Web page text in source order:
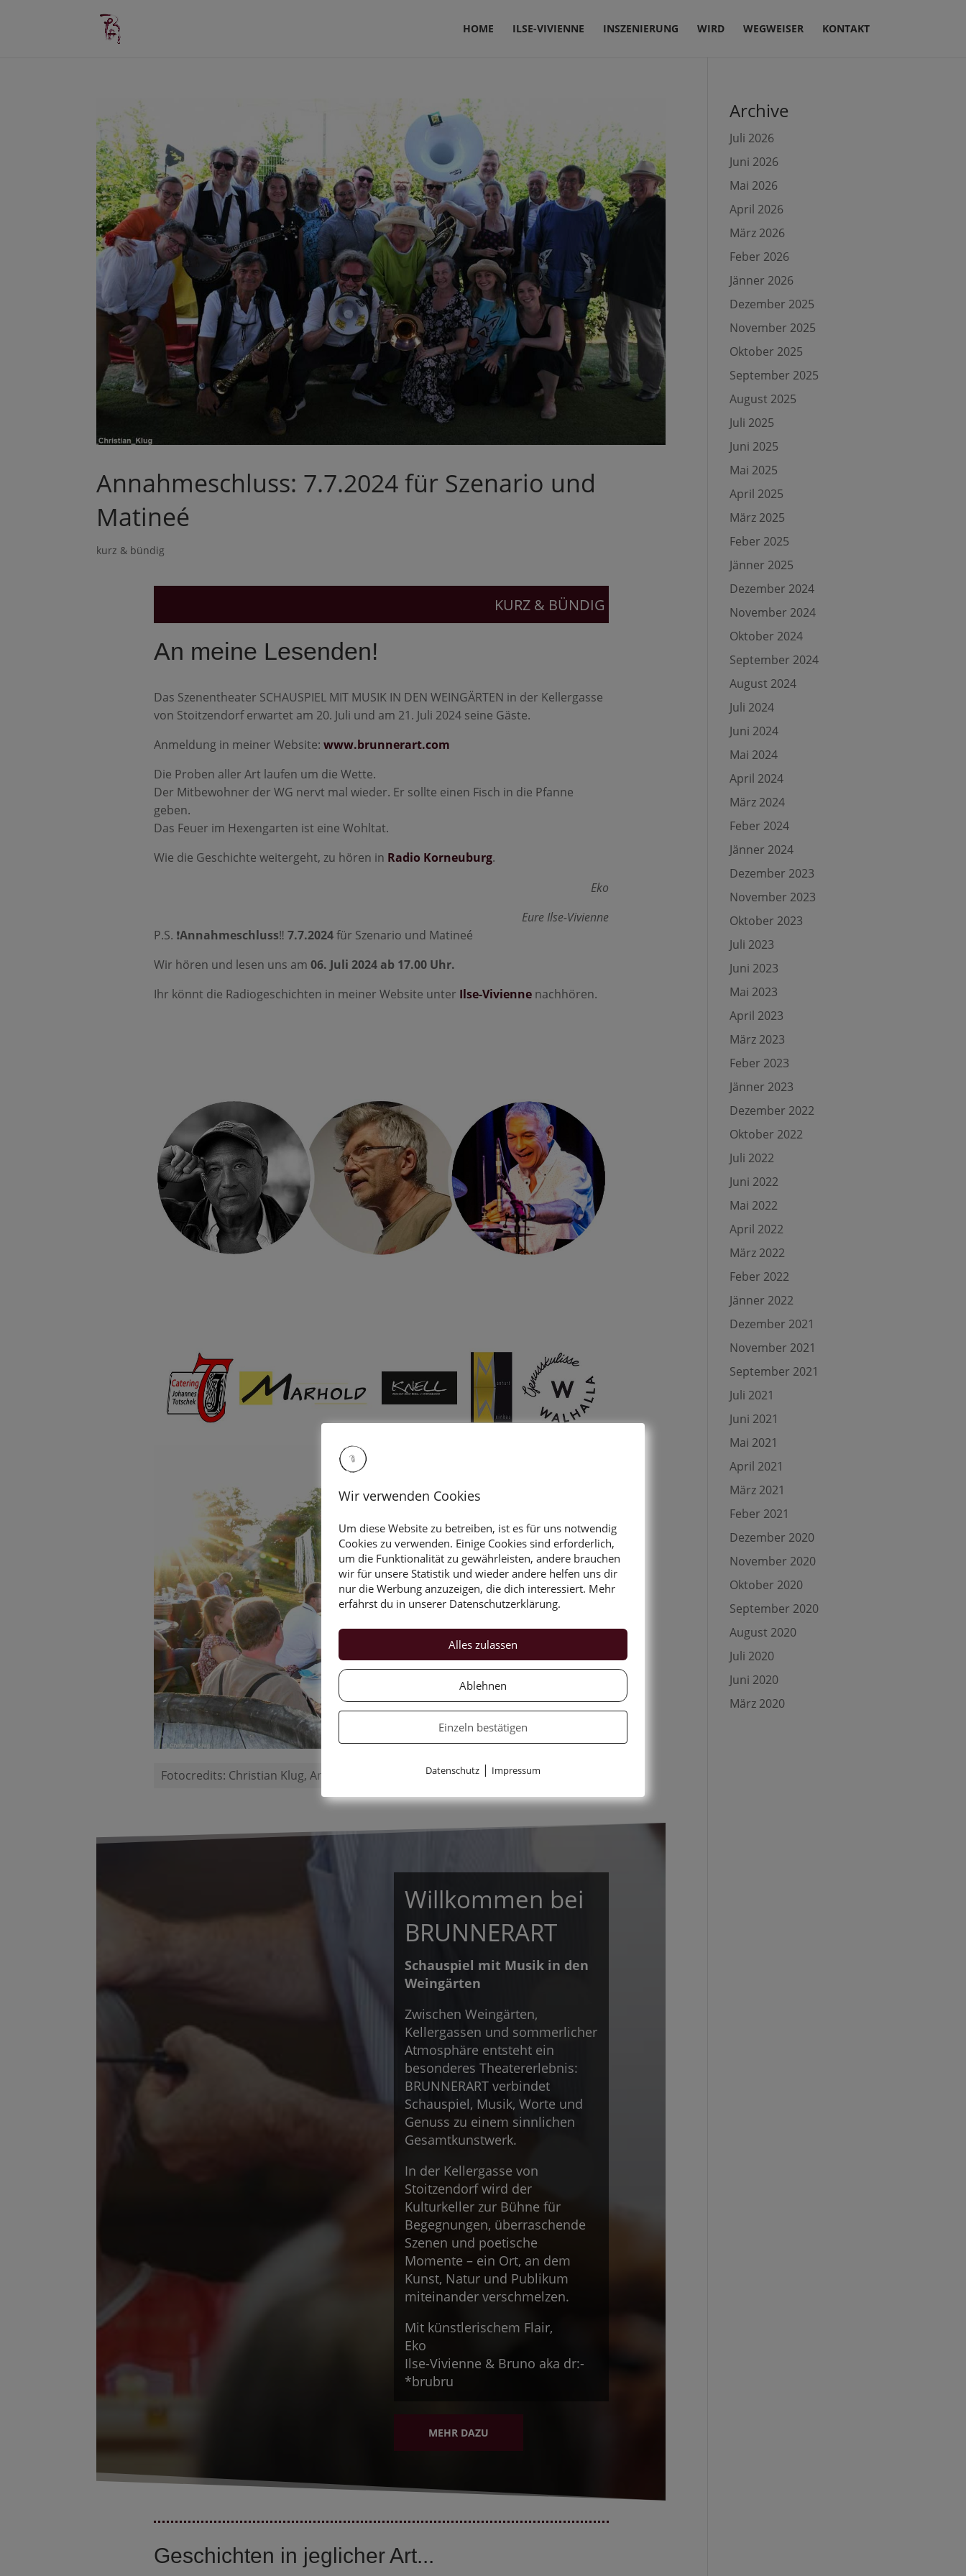
HOME ILSE-VIVIENNE INSZENIERUNG WIRD WEGWEISER KONTAKT
Annahmeschluss: 7.7.2024 für Szenario und
Matineé
kurz & bündig
KURZ & BÜNDIG
An meine Lesenden!
Das Szenentheater SCHAUSPIEL MIT MUSIK IN DEN WEINGÄRTEN in der Kellergasse
von Stoitzendorf erwartet am 20. Juli und am 21. Juli 2024 seine Gäste.
Anmeldung in meiner Website: www.brunnerart.com
Die Proben aller Art laufen um die Wette.
Der Mitbewohner der WG nervt mal wieder. Er sollte einen Fisch in die Pfanne
geben.
Das Feuer im Hexengarten ist eine Wohltat.
Wie die Geschichte weitergeht, zu hören in Radio Korneuburg.
Eko
Eure Ilse-Vivienne
P.S. ❗️Annahmeschluss‼️ 7.7.2024für Szenario und Matineé
Wir hören und lesen uns am 06. Juli 2024 ab 17.00 Uhr.
Ihr könnt die Radiogeschichten in meiner Website unter Ilse-Viviennenachhören.
Fotocredits: Christian Klug, Andreas Müller, Manfred Hausleitner
Willkommen bei
BRUNNERART
Schauspiel mit Musik in den
Weingärten
Zwischen Weingärten,
Kellergassen und sommerlicher
Atmosphäre entsteht ein
besonderes Theatererlebnis:
BRUNNERART verbindet
Schauspiel, Musik, Worte und
Genuss zu einem sinnlichen
Gesamtkunstwerk.
In der Kellergasse von
Stoitzendorf wird der
Kulturkeller zur Bühne für
Begegnungen, überraschende
Szenen und poetische
Momente – ein Ort, an dem
Kunst, Natur und Publikum
miteinander verschmelzen.
Mit künstlerischem Flair,
Eko
Ilse-Vivienne & Bruno aka dr:-
*brubru
MEHR DAZU
Geschichten in jeglicher Art...
Archive
Juli 2026
Juni 2026
Mai 2026
April 2026
März 2026
Feber 2026
Jänner 2026
Dezember 2025
November 2025
Oktober 2025
September 2025
August 2025
Juli 2025
Juni 2025
Mai 2025
April 2025
März 2025
Feber 2025
Jänner 2025
Dezember 2024
November 2024
Oktober 2024
September 2024
August 2024
Juli 2024
Juni 2024
Mai 2024
April 2024
März 2024
Feber 2024
Jänner 2024
Dezember 2023
November 2023
Oktober 2023
Juli 2023
Juni 2023
Mai 2023
April 2023
März 2023
Feber 2023
Jänner 2023
Dezember 2022
Oktober 2022
Juli 2022
Juni 2022
Mai 2022
April 2022
März 2022
Feber 2022
Jänner 2022
Dezember 2021
November 2021
September 2021
Juli 2021
Juni 2021
Mai 2021
April 2021
März 2021
Feber 2021
Dezember 2020
November 2020
Oktober 2020
September 2020
August 2020
Juli 2020
Juni 2020
März 2020
Wir verwenden Cookies
Um diese Website zu betreiben, ist es für uns notwendig
Cookies zu verwenden. Einige Cookies sind erforderlich,
um die Funktionalität zu gewährleisten, andere brauchen
wir für unsere Statistik und wieder andere helfen uns dir
nur die Werbung anzuzeigen, die dich interessiert. Mehr
erfährst du in unserer Datenschutzerklärung.
Alles zulassen
Ablehnen
Einzeln bestätigen
Datenschutz | Impressum